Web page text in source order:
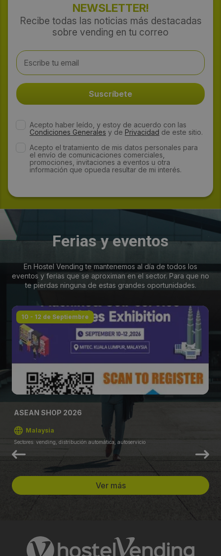
NEWSLETTER!
Recibe todas las noticias más destacadas
sobre vending en tu correo
Acepto haber leído, y estoy de acuerdo con las
Condiciones Generales y de Privacidad de este sitio.
Acepto el tratamiento de mis datos personales para
el envío de comunicaciones comerciales,
promociones, invitaciones a eventos u otra
información que opueda resultar de mi interés.
Ferias y eventos
En Hostel Vending te mantenemos al día de todos los
eventos y ferias que se aproximan en el sector. Para que no
te pierdas ninguna de estas grandes oportunidades.
10 - 12 de Septiembre
ASEAN SHOP 2026
Malaysia
Sectores: vending, distribución automática, autoservicio
Ver más